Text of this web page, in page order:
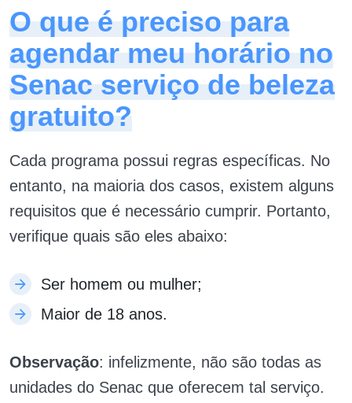
O que é preciso para
agendar meu horário no
Senac serviço de beleza
gratuito?
Cada programa possui regras específicas. No
entanto, na maioria dos casos, existem alguns
requisitos que é necessário cumprir. Portanto,
verifique quais são eles abaixo:
Ser homem ou mulher;
Maior de 18 anos.
Observação: infelizmente, não são todas as
unidades do Senac que oferecem tal serviço.